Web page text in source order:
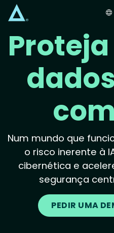
Num mundo que
o risco inerente à
cibernética e
segurança
PEDIR UMA